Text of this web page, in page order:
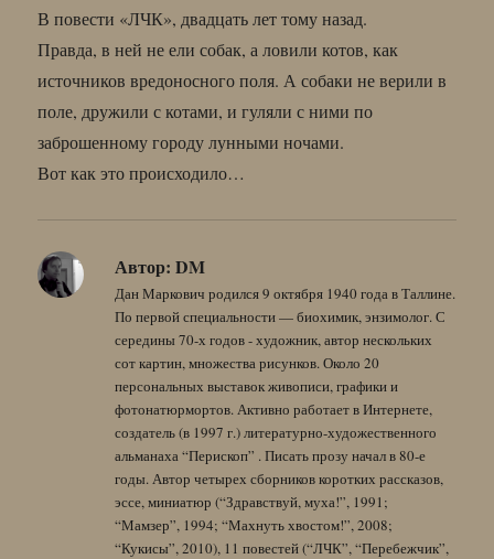
В повести «ЛЧК», двадцать лет тому назад.
Правда, в ней не ели собак, а ловили котов, как
источников вредоносного поля. А собаки не верили в
поле, дружили с котами, и гуляли с ними по
заброшенному городу лунными ночами.
Вот как это происходило…
Автор: DM
Дан Маркович родился 9 октября 1940 года в Таллине.
По первой специальности — биохимик, энзимолог. С
середины 70-х годов - художник, автор нескольких
сот картин, множества рисунков. Около 20
персональных выставок живописи, графики и
фотонатюрмортов. Активно работает в Интернете,
создатель (в 1997 г.) литературно-художественного
альманаха “Перископ” . Писать прозу начал в 80-е
годы. Автор четырех сборников коротких рассказов,
эссе, миниатюр (“Здравствуй, муха!”, 1991;
“Мамзер”, 1994; “Махнуть хвостом!”, 2008;
“Кукисы”, 2010), 11 повестей (“ЛЧК”, “Перебежчик”,